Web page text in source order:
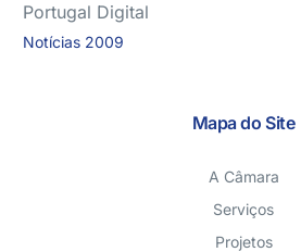
Portugal Digital
Notícias 2009
Mapa do Site
A Câmara
Serviços
Projetos